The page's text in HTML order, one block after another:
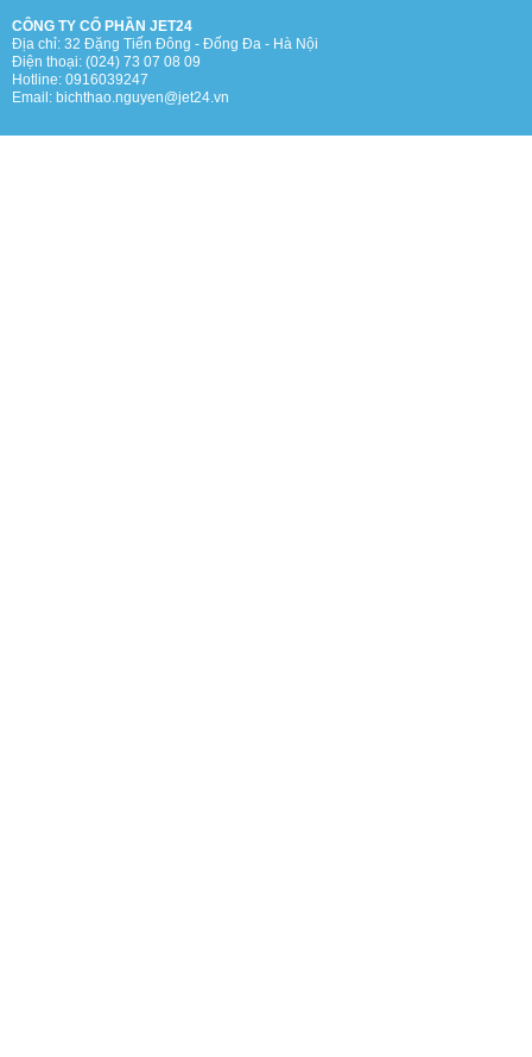
CÔNG TY CỔ PHẦN JET24
Địa chỉ: 32 Đặng Tiến Đông - Đống Đa - Hà Nội
Điện thoại: (024) 73 07 08 09
Hotline: 0916039247
Email: bichthao.nguyen@jet24.vn